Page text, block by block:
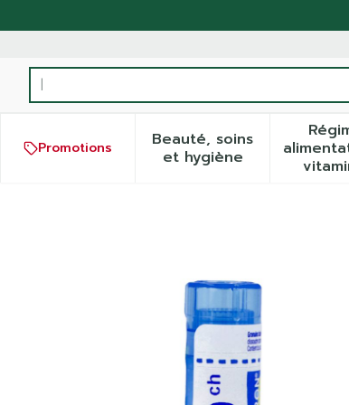
Rechercher
Promotions
Beauté, soins
et hygièneAfficher le sous-
Chamomilla Vulgaris